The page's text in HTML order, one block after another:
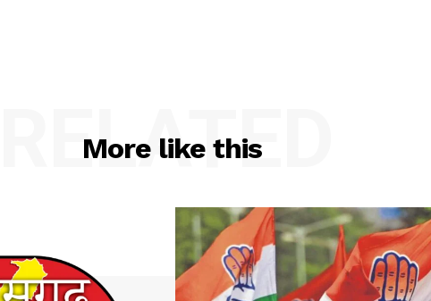
More like this
RELATED